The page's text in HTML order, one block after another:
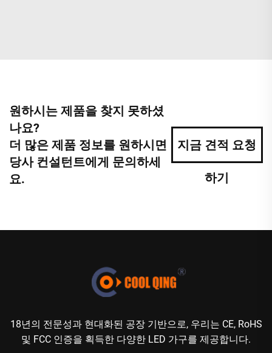
원하시는 제품을 찾지 못하셨
나요?
더 많은 제품 정보를 원하시면
당사 컨설턴트에게 문의하세
요.
지금 견적 요청
하기
18년의 전문성과 현대화된 공장 기반으로, 우리는 CE, RoHS
및 FCC 인증을 획득한 다양한 LED 가구를 제공합니다.